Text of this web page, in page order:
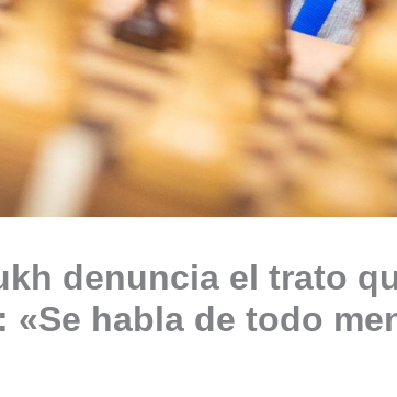
denuncia el trato
«Se habla de todo